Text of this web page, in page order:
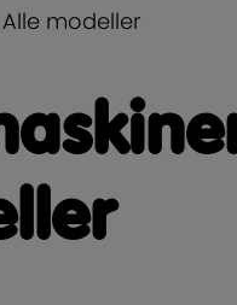
modeller